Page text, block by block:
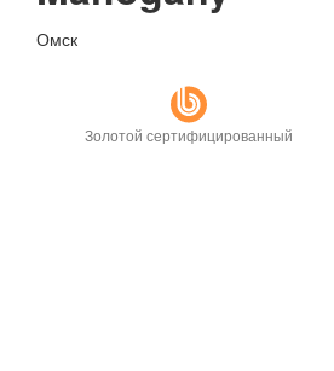
Омск
Золотой сертифицированный